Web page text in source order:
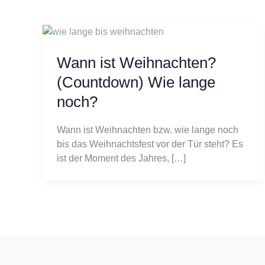
Wann ist Weihnachten?
(Countdown) Wie lange
noch?
Wann ist Weihnachten bzw. wie lange noch
bis das Weihnachtsfest vor der Tür steht? Es
ist der Moment des Jahres, […]